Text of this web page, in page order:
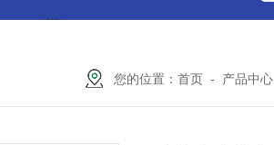
您的位置： 首页 - 产品中心